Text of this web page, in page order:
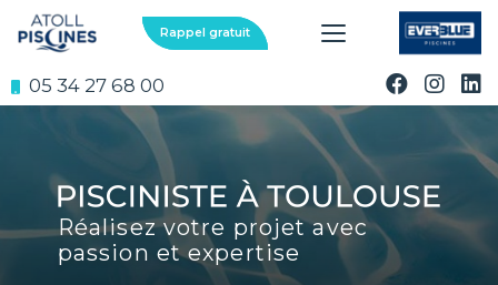
au
contenu
05 34 27 68 00
Rappel gratuit
Réalisez votre projet avec
passion et expertise